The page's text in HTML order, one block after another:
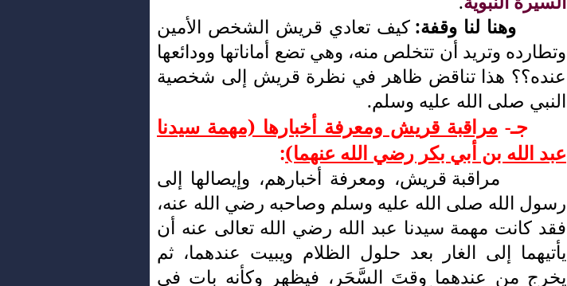
وهنا لنا وقفة: كيف تعادي قريش الشخص الأمين
وتطارده وتريد أن تتخلص منه، وهي تضع أماناتها وودائعها
عنده؟؟ هذا تناقض ظاهر في نظرة قريش إلى شخصية
النبي صلى الله عليه وسلم.
جـ- مراقبة قريش ومعرفة أخبارها (مهمة سيدنا
عبد الله بن أبي بكر رضي الله عنهما):
مراقبة قريش، ومعرفة أخبارهم، وإيصالها إلى
رسول الله صلى الله عليه وسلم وصاحبه رضي الله عنه،
فقد كانت مهمة سيدنا عبد الله رضي الله تعالى عنه أن
يأتيهما إلى الغار بعد حلول الظلام ويبيت عندهما، ثم
يخرج من عندهما وقتَ السَّحَر، فيظهر وكأنه بات في